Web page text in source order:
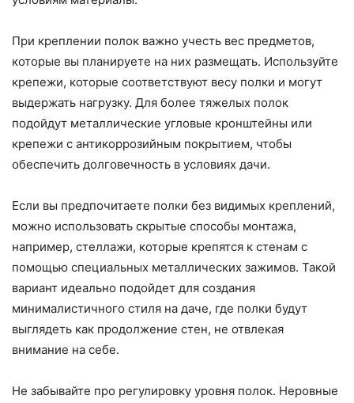
При креплении полок важно учесть вес предметов,
которые вы планируете на них размещать. Используйте
крепежи, которые соответствуют весу полки и могут
выдержать нагрузку. Для более тяжелых полок
подойдут металлические угловые кронштейны или
крепежи с антикоррозийным покрытием, чтобы
обеспечить долговечность в условиях дачи.
Если вы предпочитаете полки без видимых креплений,
можно использовать скрытые способы монтажа,
например, стеллажи, которые крепятся к стенам с
помощью специальных металлических зажимов. Такой
вариант идеально подойдет для создания
минималистичного стиля на даче, где полки будут
выглядеть как продолжение стен, не отвлекая
внимание на себе.
Не забывайте про регулировку уровня полок. Неровные